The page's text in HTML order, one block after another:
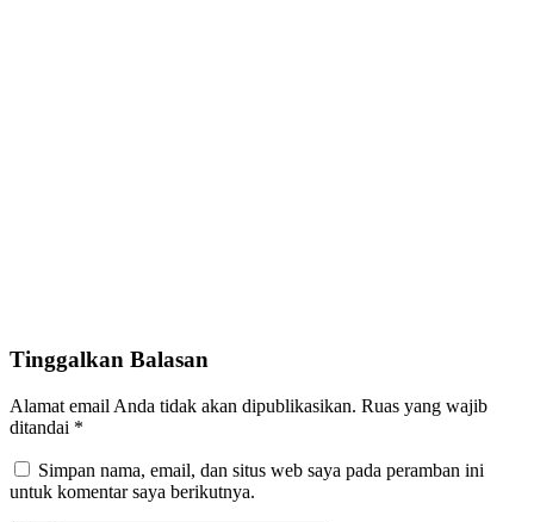
Tinggalkan Balasan
Alamat email Anda tidak akan dipublikasikan. Ruas yang wajib
ditandai *
Simpan nama, email, dan situs web saya pada peramban ini
untuk komentar saya berikutnya.